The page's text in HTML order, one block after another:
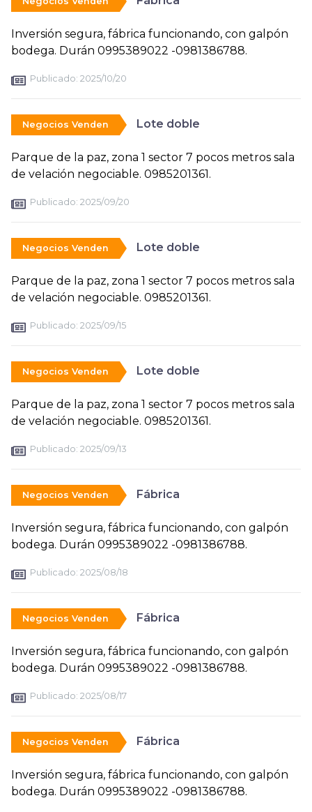
Inversión segura, fábrica funcionando, con galpón
bodega. Durán 0995389022 -0981386788.
Publicado: 2025/10/20
Negocios Venden Lote doble
Parque de la paz, zona 1 sector 7 pocos metros sala
de velación negociable. 0985201361.
Publicado: 2025/09/20
Negocios Venden Lote doble
Parque de la paz, zona 1 sector 7 pocos metros sala
de velación negociable. 0985201361.
Publicado: 2025/09/15
Negocios Venden Lote doble
Parque de la paz, zona 1 sector 7 pocos metros sala
de velación negociable. 0985201361.
Publicado: 2025/09/13
Negocios Venden Fábrica
Inversión segura, fábrica funcionando, con galpón
bodega. Durán 0995389022 -0981386788.
Publicado: 2025/08/18
Negocios Venden Fábrica
Inversión segura, fábrica funcionando, con galpón
bodega. Durán 0995389022 -0981386788.
Publicado: 2025/08/17
Negocios Venden Fábrica
Inversión segura, fábrica funcionando, con galpón
bodega. Durán 0995389022 -0981386788.